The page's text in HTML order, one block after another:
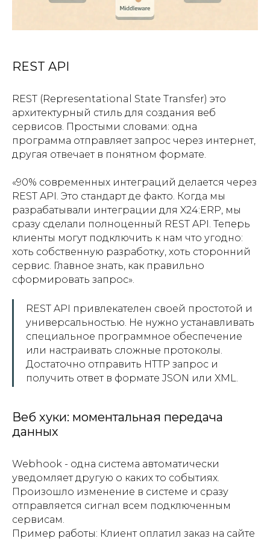
REST API
REST (Representational State Transfer) это
архитектурный стиль для создания веб
сервисов. Простыми словами: одна
программа отправляет запрос через интернет,
другая отвечает в понятном формате.
«90% современных интеграций делается через
REST API. Это стандарт де факто. Когда мы
разрабатывали интеграции для X24:ERP, мы
сразу сделали полноценный REST API. Теперь
клиенты могут подключить к нам что угодно:
хоть собственную разработку, хоть сторонний
сервис. Главное знать, как правильно
сформировать запрос».
REST API привлекателен своей простотой и
универсальностью. Не нужно устанавливать
специальное программное обеспечение
или настраивать сложные протоколы.
Достаточно отправить HTTP запрос и
получить ответ в формате JSON или XML.
Веб хуки: моментальная передача
данных
Webhook - одна система автоматически
уведомляет другую о каких то событиях.
Произошло изменение в системе и сразу
отправляется сигнал всем подключенным
сервисам.
Пример работы: Клиент оплатил заказ на сайте